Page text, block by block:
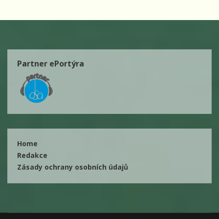
Partner ePortýra
Home
Redakce
Zásady ochrany osobních údajů